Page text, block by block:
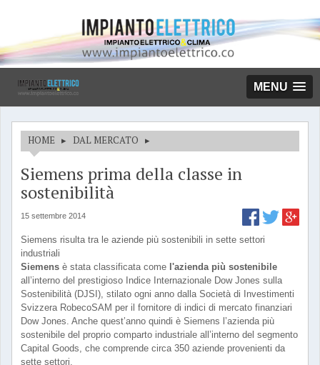
MENU
HOME ▸ DAL MERCATO ▸
Siemens prima della classe in
sostenibilità
15 settembre 2014
Siemens risulta tra le aziende più sostenibili in sette settori
industriali
Siemens è stata classificata come l'azienda più sostenibile
all’interno del prestigioso Indice Internazionale Dow Jones sulla
Sostenibilità (DJSI), stilato ogni anno dalla Società di Investimenti
Svizzera RobecoSAM per il fornitore di indici di mercato finanziari
Dow Jones. Anche quest’anno quindi è Siemens l’azienda più
sostenibile del proprio comparto industriale all’interno del segmento
Capital Goods, che comprende circa 350 aziende provenienti da
sette settori.